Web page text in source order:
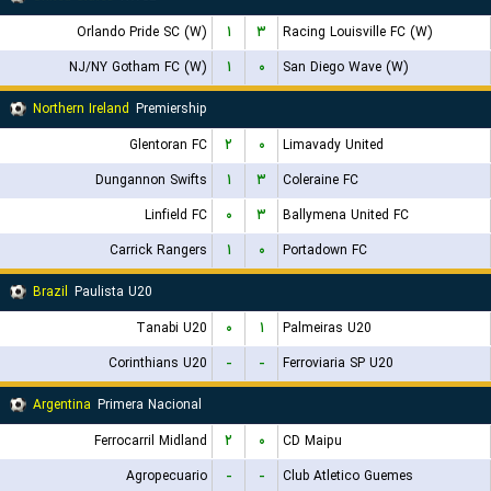
Orlando Pride SC (W)
۱ ۳
Racing Louisville FC (W)
NJ/NY Gotham FC (W)
۱ ۰
San Diego Wave (W)
Northern Ireland Premiership
Glentoran FC
۲ ۰
Limavady United
Dungannon Swifts
۱ ۳
Coleraine FC
Linfield FC
۰ ۳
Ballymena United FC
Carrick Rangers
۱ ۰
Portadown FC
Brazil Paulista U20
Tanabi U20
۰ ۱
Palmeiras U20
Corinthians U20
- -
Ferroviaria SP U20
Argentina Primera Nacional
Ferrocarril Midland
۲ ۰
CD Maipu
Agropecuario
- -
Club Atletico Guemes